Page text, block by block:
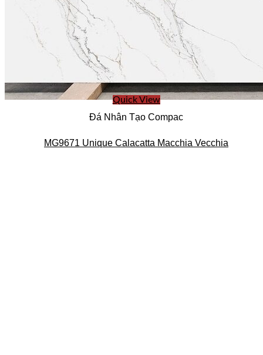
Quick View
Đá Nhân Tạo Compac
MG9671 Unique Calacatta Macchia Vecchia